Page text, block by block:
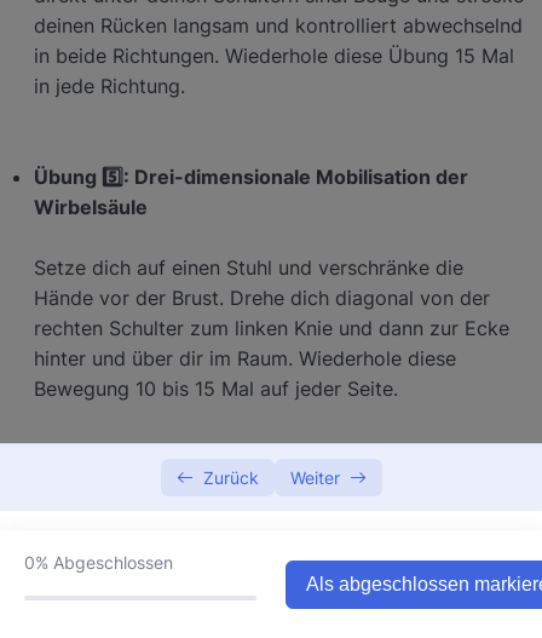
deinen Rücken langsam und kontrolliert abwechselnd
in beide Richtungen. Wiederhole diese Übung 15 Mal
in jede Richtung.
Übung 5️⃣: Drei-dimensionale Mobilisation der
Wirbelsäule
Setze dich auf einen Stuhl und verschränke die
Hände vor der Brust. Drehe dich diagonal von der
rechten Schulter zum linken Knie und dann zur Ecke
hinter und über dir im Raum. Wiederhole diese
Bewegung 10 bis 15 Mal auf jeder Seite.
Zurück Weiter
0% Abgeschlossen
Als abgeschlossen